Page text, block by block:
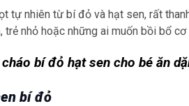
tự nhiên từ bí đỏ và hạt sen, rất
nhỏ hoặc những ai muốn bồi bổ cơ
bí đỏ hạt sen cho bé ăn
bí đỏ